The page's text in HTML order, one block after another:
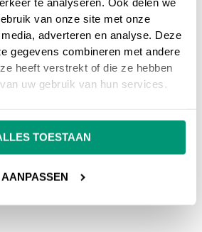
van onze site met onze
adverteren en analyse. Deze
gegevens combineren met andere
heeft verstrekt of die ze hebben
uw gebruik van hun services.
TOESTAAN
AANPASSEN
gerust contact met ons op.
over online marketing om je
te maken?Wij
en SEA
OP